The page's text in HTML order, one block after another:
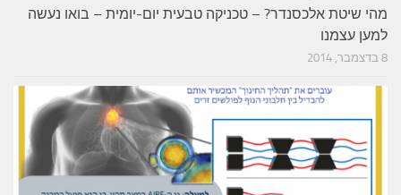
מהי שיטת אלכסנדר? – טכניקה טבעית יום-יומית – בואו נעשה
למען עצמנו
8 בדצמבר, 2014